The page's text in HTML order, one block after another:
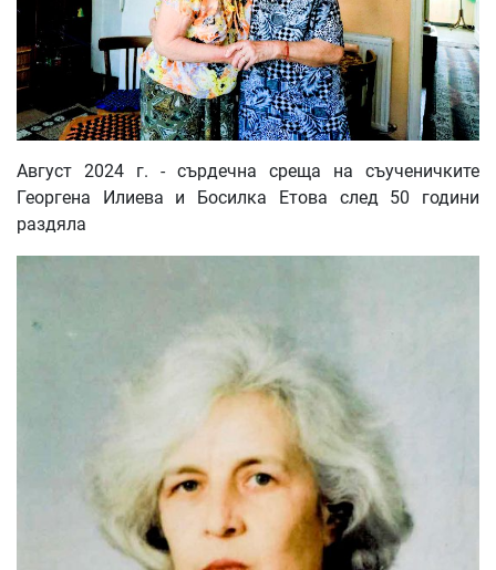
Август 2024 г. - сърдечна среща на съученичките
Георгена Илиева и Босилка Етова след 50 години
раздяла